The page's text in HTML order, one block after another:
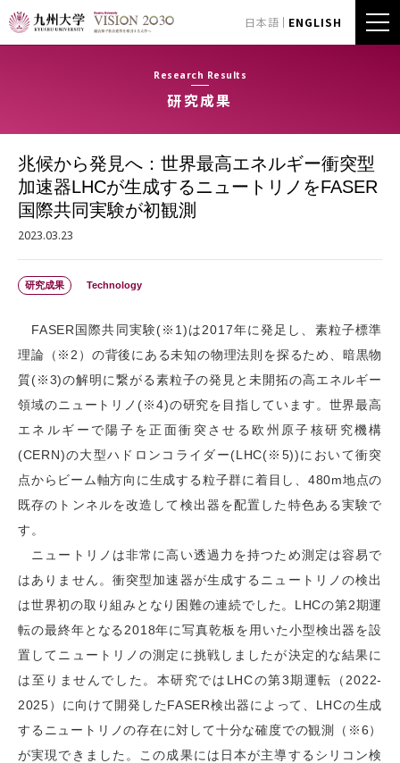
日本語 ENGLISH
Research Results
研究成果
兆候から発見へ：世界最高エネルギー衝突型
加速器LHCが生成するニュートリノをFASER
国際共同実験が初観測
2023.03.23
研究成果 Technology
FASER国際共同実験(※1)は2017年に発足し、素粒子標準
理論（※2）の背後にある未知の物理法則を探るため、暗黒物
質(※3)の解明に繋がる素粒子の発見と未開拓の高エネルギー
領域のニュートリノ(※4)の研究を目指しています。世界最高
エネルギーで陽子を正面衝突させる欧州原子核研究機構
(CERN)の大型ハドロンコライダー(LHC(※5))において衝突
点からビーム軸方向に生成する粒子群に着目し、480m地点の
既存のトンネルを改造して検出器を配置した特色ある実験で
す。
ニュートリノは非常に高い透過力を持つため測定は容易で
はありません。衝突型加速器が生成するニュートリノの検出
は世界初の取り組みとなり困難の連続でした。LHCの第2期運
転の最終年となる2018年に写真乾板を用いた小型検出器を設
置してニュートリノの測定に挑戦しましたが決定的な結果に
は至りませんでした。本研究ではLHCの第3期運転（2022-
2025）に向けて開発したFASER検出器によって、LHCの生成
するニュートリノの存在に対して十分な確度での観測（※6）
が実現できました。この成果には日本が主導するシリコン検